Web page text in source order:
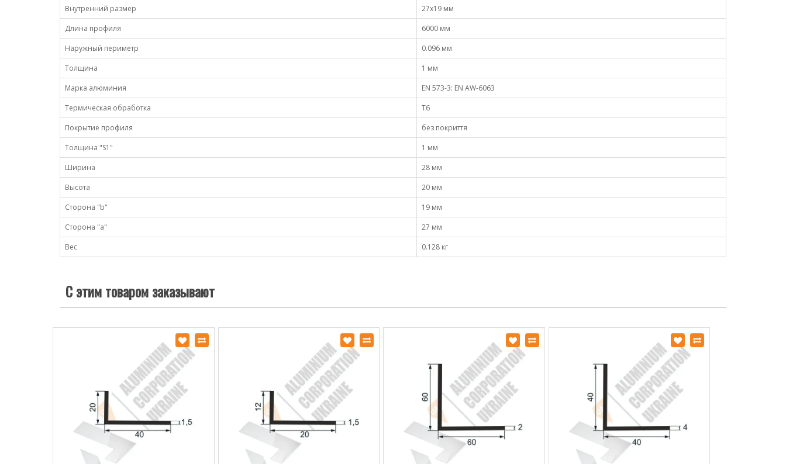
Внутренний размер
27х19 мм
Длина профиля
6000 мм
Наружный периметр
0.096 мм
Толщина
1 мм
Марка алюминия
EN 573-3: EN AW-6063
Термическая обработка
Т6
Покрытие профиля
без покриття
Толщина "S1"
1 мм
Ширина
28 мм
Высота
20 мм
Сторона "b"
19 мм
Сторона "а"
27 мм
Вес
0.128 кг
С этим товаром заказывают